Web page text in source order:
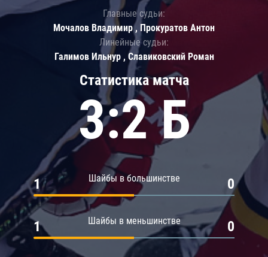
Статистика матча
3:2 Б
Шайбы в большинстве
1 0
Шайбы в меньшинстве
1 0
Главные судьи:
Мочалов Владимир , Прокуратов Антон
Линейные судьи:
Галимов Ильнур , Славиковский Роман